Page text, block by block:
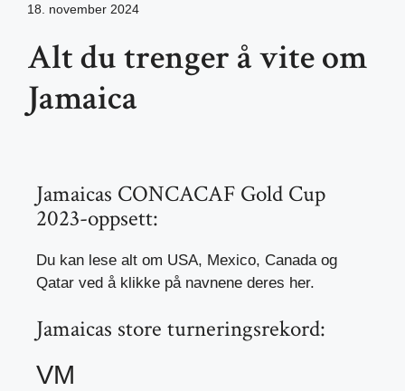
18. november 2024
Alt du trenger å vite om
Jamaica
Jamaicas CONCACAF Gold Cup
2023-oppsett:
Du kan lese alt om USA, Mexico, Canada og
Qatar ved å klikke på navnene deres her.
Jamaicas store turneringsrekord:
VM